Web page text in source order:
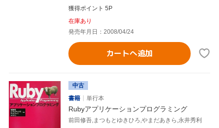
獲得ポイント 5P
在庫あり
発売年月日：2008/04/24
カートへ追加
中古
書籍
単行本
Rubyアプリケーションプログラミング
前田修吾,まつもとゆきひろ,やまだあきら,永井秀利